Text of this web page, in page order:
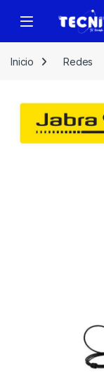
Inicio Redes